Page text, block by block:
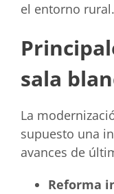
el entorno rural.
sala
La
supuesto una
avances de
Reforma